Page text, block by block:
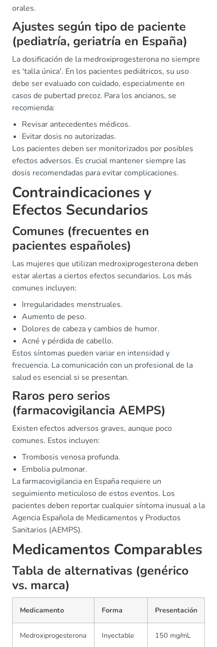
orales.
Ajustes según tipo de paciente
(pediatría, geriatría en España)
La dosificación de la medroxiprogesterona no siempre
es 'talla única'. En los pacientes pediátricos, su uso
debe ser evaluado con cuidado, especialmente en
casos de pubertad precoz. Para los ancianos, se
recomienda:
Revisar antecedentes médicos.
Evitar dosis no autorizadas.
Los pacientes deben ser monitorizados por posibles
efectos adversos. Es crucial mantener siempre las
dosis recomendadas para evitar complicaciones.
Contraindicaciones y
Efectos Secundarios
Comunes (frecuentes en
pacientes españoles)
Las mujeres que utilizan medroxiprogesterona deben
estar alertas a ciertos efectos secundarios. Los más
comunes incluyen:
Irregularidades menstruales.
Aumento de peso.
Dolores de cabeza y cambios de humor.
Acné y pérdida de cabello.
Estos síntomas pueden variar en intensidad y
frecuencia. La comunicación con un profesional de la
salud es esencial si se presentan.
Raros pero serios
(farmacovigilancia AEMPS)
Existen efectos adversos graves, aunque poco
comunes. Estos incluyen:
Trombosis venosa profunda.
Embolia pulmonar.
La farmacovigilancia en España requiere un
seguimiento meticuloso de estos eventos. Los
pacientes deben reportar cualquier síntoma inusual a la
Agencia Española de Medicamentos y Productos
Sanitarios (AEMPS).
Medicamentos Comparables
Tabla de alternativas (genérico
vs. marca)
Medicamento Forma Presentación
Medroxiprogesterona Inyectable 150 mg/mL